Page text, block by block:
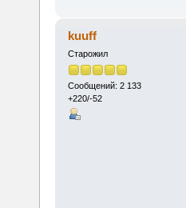
kuuff
Старожил
Сообщений: 2 133
+220/-52